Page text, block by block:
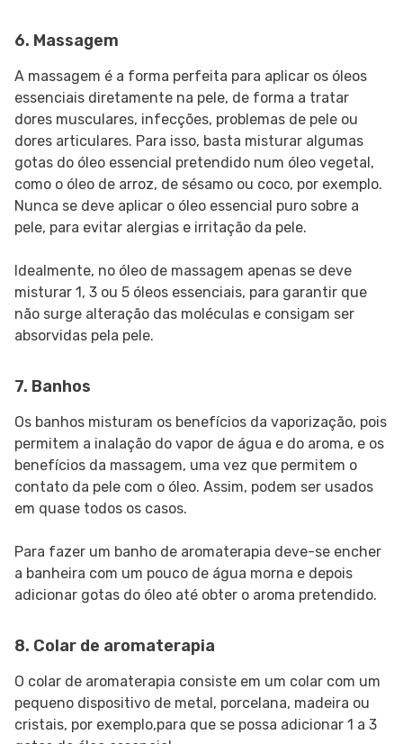
6. Massagem
A massagem é a forma perfeita para aplicar os óleos
essenciais diretamente na pele, de forma a tratar
dores musculares, infecções, problemas de pele ou
dores articulares. Para isso, basta misturar algumas
gotas do óleo essencial pretendido num óleo vegetal,
como o óleo de arroz, de sésamo ou coco, por exemplo.
Nunca se deve aplicar o óleo essencial puro sobre a
pele, para evitar alergias e irritação da pele.
Idealmente, no óleo de massagem apenas se deve
misturar 1, 3 ou 5 óleos essenciais, para garantir que
não surge alteração das moléculas e consigam ser
absorvidas pela pele.
7. Banhos
Os banhos misturam os benefícios da vaporização, pois
permitem a inalação do vapor de água e do aroma, e os
benefícios da massagem, uma vez que permitem o
contato da pele com o óleo. Assim, podem ser usados
em quase todos os casos.
Para fazer um banho de aromaterapia deve-se encher
a banheira com um pouco de água morna e depois
adicionar gotas do óleo até obter o aroma pretendido.
8. Colar de aromaterapia
O colar de aromaterapia consiste em um colar com um
pequeno dispositivo de metal, porcelana, madeira ou
cristais, por exemplo,para que se possa adicionar 1 a 3